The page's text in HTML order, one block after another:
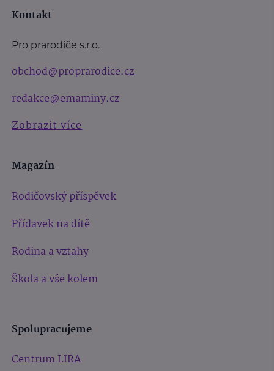
Kontakt
Pro prarodiče s.r.o.
obchod@proprarodice.cz
redakce@emaminy.cz
Zobrazit více
Magazín
Rodičovský příspěvek
Přídavek na dítě
Rodina a vztahy
Škola a vše kolem
Spolupracujeme
Centrum LIRA